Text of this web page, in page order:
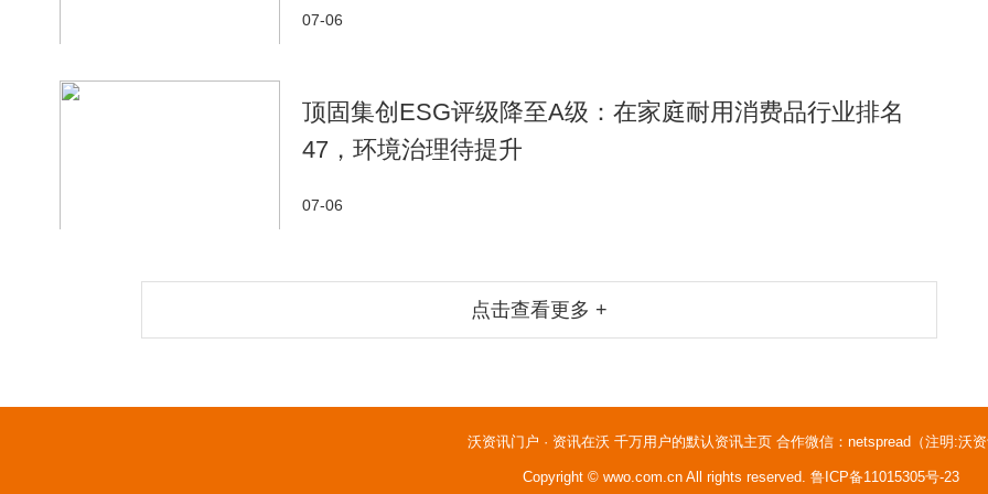
07-06
顶固集创ESG评级降至A级：在家庭耐用消费品行业排名
47，环境治理待提升
07-06
点击查看更多 +
沃资讯门户 · 资讯在沃 千万用户的默认资讯主页 合作微信：netspread（注明:沃
Copyright © wwo.com.cn All rights reserved. 鲁ICP备11015305号-23